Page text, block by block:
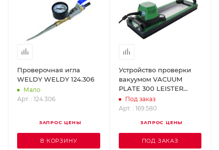
Проверочная игла
WELDY WELDY 124.306
Мало
Арт. : 124.306
ЗАПРОС ЦЕНЫ
В КОРЗИНУ
Устройство проверки
вакуумом VACUUM
PLATE 300 LEISTER
169.580
Под заказ
Арт. : 169.580
ЗАПРОС ЦЕНЫ
ПОД ЗАКАЗ